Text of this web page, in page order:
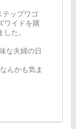
テップワゴ
ワイドを購
た。
な夫婦の日
んかも気ま